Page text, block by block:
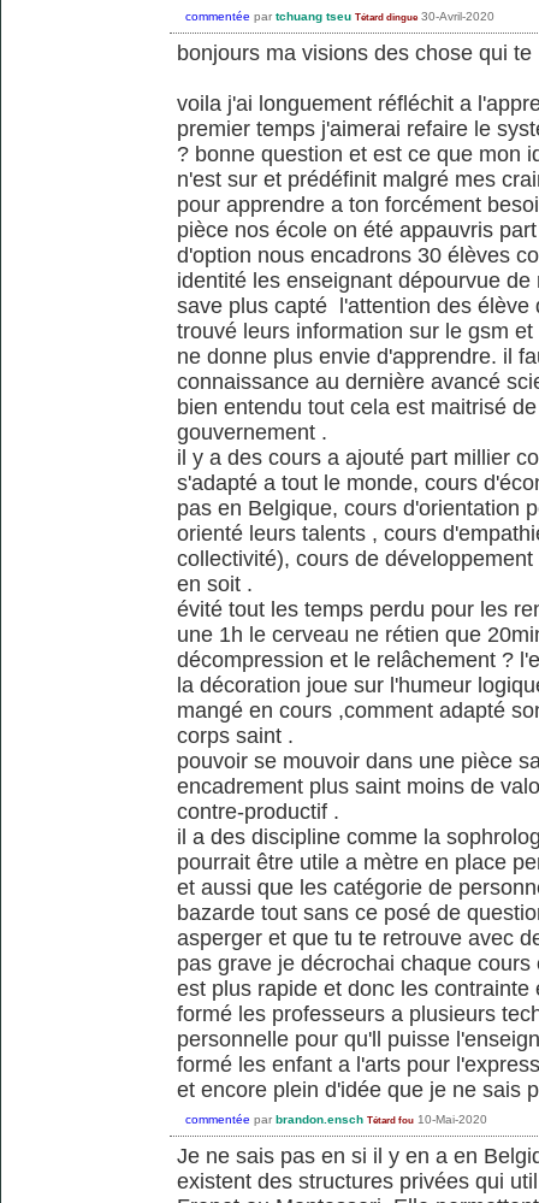
commentée par tchuang tseu Tétard dingue 30-Avril-2020
bonjours ma visions des chose qui
voila j'ai longuement réfléchit a
premier temps j'aimerai refaire le
? bonne question et est ce que mon
n'est sur et prédéfinit malgré mes
pour apprendre a ton forcément
pièce nos école on été appauvris
d'option nous encadrons 30 élèves
identité les enseignant dépourvue
save plus capté l'attention des élève
trouvé leurs information sur le gsm
ne donne plus envie d'apprendre. il
connaissance au dernière avancé
bien entendu tout cela est maitrisé
gouvernement .
il y a des cours a ajouté part millier
s'adapté a tout le monde, cours
pas en Belgique, cours d'orientation
orienté leurs talents , cours
collectivité), cours de
en soit .
évité tout les temps perdu pour les
une 1h le cerveau ne rétien que
décompression et le relâchement ?
la décoration joue sur l'humeur
mangé en cours ,comment adapté
corps saint .
pouvoir se mouvoir dans une pièce
encadrement plus saint moins de
contre-productif .
il a des discipline comme la
pourrait être utile a mètre en place
et aussi que les catégorie de
bazarde tout sans ce posé de
asperger et que tu te retrouve avec
pas grave je décrochai chaque
est plus rapide et donc les contrainte
formé les professeurs a plusieurs
personnelle pour qu'll puisse
formé les enfant a l'arts pour
et encore plein d'idée que je ne sais
commentée par brandon.ensch Tétard fou 10-Mai-2020
Je ne sais pas en si il y en a en
existent des structures privées qui